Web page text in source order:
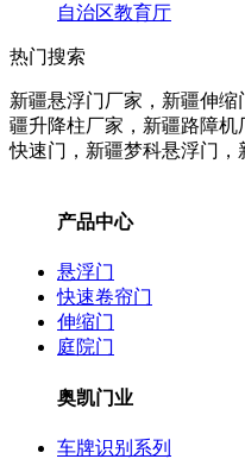
自治区教育厅
热门搜索
新疆悬浮门厂家，新疆伸
疆升降柱厂家 ，新疆路障机
快速门，新疆梦科悬浮门，
产品中心
悬浮门
快速卷帘门
伸缩门
庭院门
奥凯门业
车牌识别系列